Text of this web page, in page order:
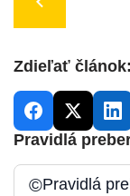
Zdieľať článok:
Pravidlá
©Pravidlá